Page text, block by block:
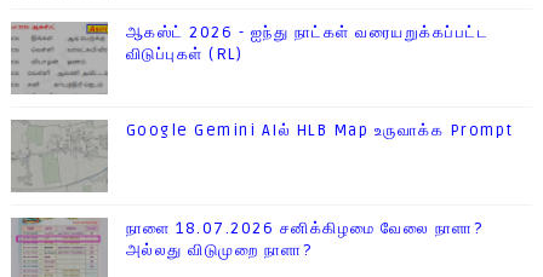
ஆகஸ்ட் 2026 - ஐந்து நாட்கள் வரையறுக்கப்பட்ட
விடுப்புகள் (RL)
Google Gemini AIல் HLB Map உருவாக்க Prompt
நாளை 18.07.2026 சனிக்கிழமை வேலை நாளா?
அல்லது விடுமுறை நாளா?